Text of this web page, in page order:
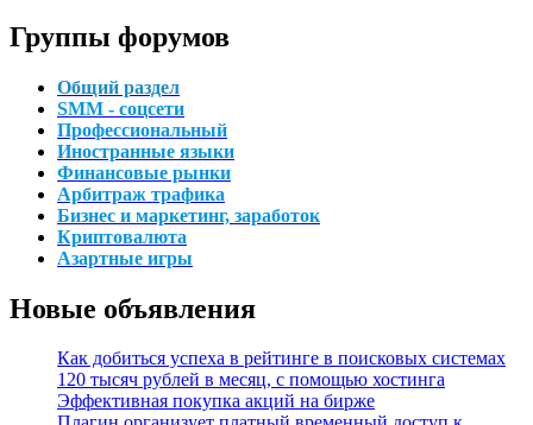
Группы форумов
Общий раздел
SMM - соцсети
Профессиональный
Иностранные языки
Финансовые рынки
Арбитраж трафика
Бизнес и маркетинг, заработок
Криптовалюта
Азартные игры
Новые объявления
Как добиться успеха в рейтинге в поисковых системах
120 тысяч рублей в месяц, с помощью хостинга
Эффективная покупка акций на бирже